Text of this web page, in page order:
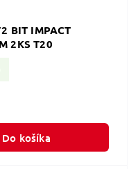
BIT IMPACT
2KS T20
Do košíka